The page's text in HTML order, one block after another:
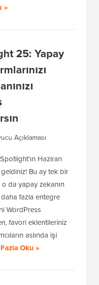
»
25: Yapay
Açıklaması
Haziran
geldiniz! Bu ay tek bir
da yapay zekanın
fazla entegre
WordPress
favori eklentileriniz
aslında işi
Oku »